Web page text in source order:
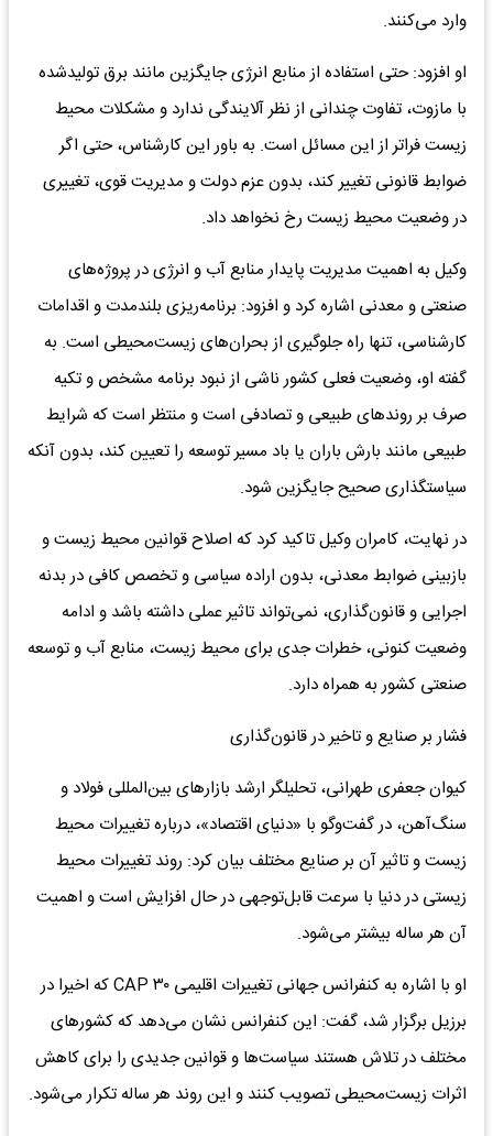
وارد می‌کنند.
او افزود: حتی استفاده از منابع انرژی جایگزین مانند برق تولیدشده
با مازوت، تفاوت چندانی از نظر آلایندگی ندارد و مشکلات محیط
زیست فراتر از این مسائل است. به باور این کارشناس، حتی اگر
ضوابط قانونی تغییر کند، بدون عزم دولت و مدیریت قوی، تغییری
در وضعیت محیط زیست رخ نخواهد داد.
وکیل به اهمیت مدیریت پایدار منابع آب و انرژی در پروژه‌های
صنعتی و معدنی اشاره کرد و افزود: برنامه‌ریزی بلندمدت و اقدامات
کارشناسی، تنها راه جلوگیری از بحران‌های زیست‌محیطی است. به
گفته او، وضعیت فعلی کشور ناشی از نبود برنامه مشخص و تکیه
صرف بر روندهای طبیعی و تصادفی است و منتظر است که شرایط
طبیعی مانند بارش باران یا باد مسیر توسعه را تعیین کند، بدون آنکه
سیاستگذاری صحیح جایگزین شود.
در نهایت، کامران وکیل تاکید کرد که اصلاح قوانین محیط زیست و
بازبینی ضوابط معدنی، بدون اراده سیاسی و تخصص کافی در بدنه
اجرایی و قانون‌گذاری، نمی‌تواند تاثیر عملی داشته باشد و ادامه
وضعیت کنونی، خطرات جدی برای محیط زیست، منابع آب و توسعه
صنعتی کشور به همراه دارد.
فشار بر صنایع و تاخیر در قانون‌گذاری
کیوان جعفری طهرانی، تحلیلگر ارشد بازارهای بین‌المللی فولاد و
سنگ‌آهن، در گفت‌وگو با «دنیای اقتصاد»، درباره تغییرات محیط
زیست و تاثیر آن بر صنایع مختلف بیان کرد: روند تغییرات محیط
زیستی در دنیا با سرعت قابل‌توجهی در حال افزایش است و اهمیت
آن هر ساله بیشتر می‌شود.
او با اشاره به کنفرانس جهانی تغییرات اقلیمی CAP ۳۰ که اخیرا در
برزیل برگزار شد، گفت: این کنفرانس نشان می‌دهد که کشورهای
مختلف در تلاش هستند سیاست‌ها و قوانین جدیدی را برای کاهش
اثرات زیست‌محیطی تصویب کنند و این روند هر ساله تکرار می‌شود.